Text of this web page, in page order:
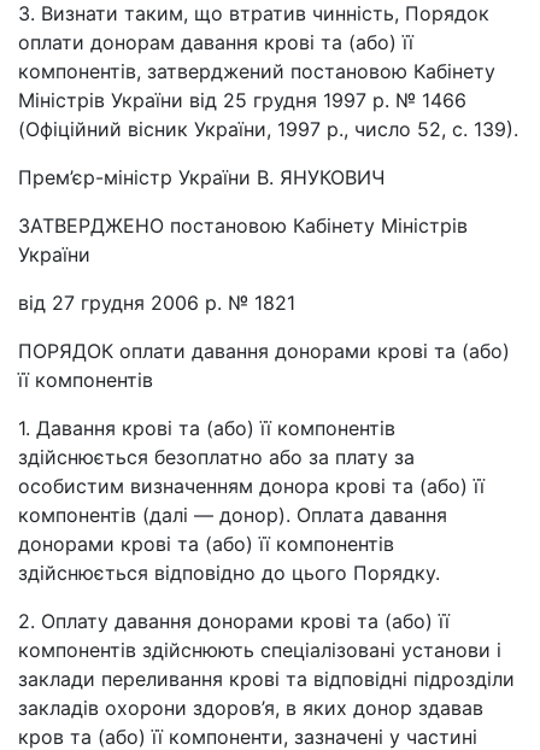
3. Визнати таким, що втратив чинність, Порядок
оплати донорам давання крові та (або) її
компонентів, затверджений постановою Кабінету
Міністрів України від 25 грудня 1997 р. № 1466
(Офіційний вісник України, 1997 р., число 52, с. 139).
Прем’єр-міністр України В. ЯНУКОВИЧ
ЗАТВЕРДЖЕНО постановою Кабінету Міністрів
України
від 27 грудня 2006 р. № 1821
ПОРЯДОК оплати давання донорами крові та (або)
її компонентів
1. Давання крові та (або) її компонентів
здійснюється безоплатно або за плату за
особистим визначенням донора крові та (або) її
компонентів (далі — донор). Оплата давання
донорами крові та (або) її компонентів
здійснюється відповідно до цього Порядку.
2. Оплату давання донорами крові та (або) її
компонентів здійснюють спеціалізовані установи і
заклади переливання крові та відповідні підрозділи
закладів охорони здоров’я, в яких донор здавав
кров та (або) її компоненти, зазначені у частині